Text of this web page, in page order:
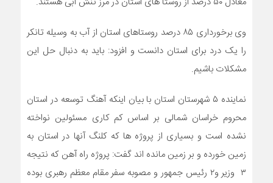
وی برخورداری ۸۵ درصد روستاهای استان از آب به وسیله تانکر
را یک درد برای استان دانست و افزود: باید به دنبال حل این
مشکلات باشیم.
نماینده ۵ شهرستان استان با بیان اینکه آهنگ توسعه در استان
محروم خراسان شمالی بر اساس کم کاری مسئولین نواخته
نشده است و بسیاری از پروژه ها که کلنگ آنها در استان به
زمین خورده و بر زمین مانده اند گفت: پروژه راه آهن که نتیجه
۳ وزیر و۲ رئیس جمهور و مصوبه سفر مقام معظم رهبری بوده